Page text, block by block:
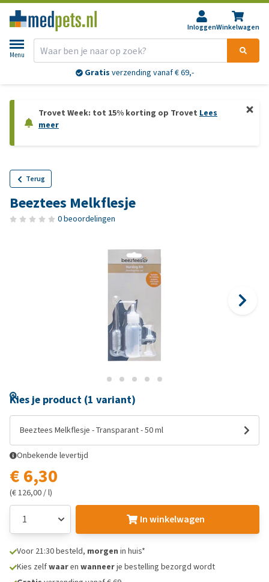
InloggenWinkelwagen
Menu
Gratis verzending vanaf € 69,-
Trovet Week: tot 15% korting op Trovet Lees
meer
Terug
Beeztees Melkflesje
0 beoordelingen
Kies je product (1 variant)
Beeztees Melkflesje - Transparant - 50 ml
Onbekende levertijd
€ 6,30
(€ 126,00 / l)
In winkelwagen
Voor 21:30 besteld, morgen in huis*
Kies zelfwaaren wanneerje bestelling bezorgd wordt